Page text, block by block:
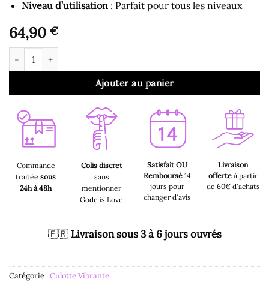
Niveau d’utilisation: Parfait pour tous les niveaux
64,90 €
quantité de Culotte Vibrante - Secret Panty Stimulateur
Ajouter au panier
Commande
traitée sous
24h à 48h
Colis discret
sans
mentionner
Gode is Love
Satisfait OU
Remboursé14
jours pour
changer d'avis
Livraison
offerte à partir
de 60€ d'achats
🇫🇷 Livraison sous 3 à 6 jours ouvrés
Catégorie :Culotte Vibrante